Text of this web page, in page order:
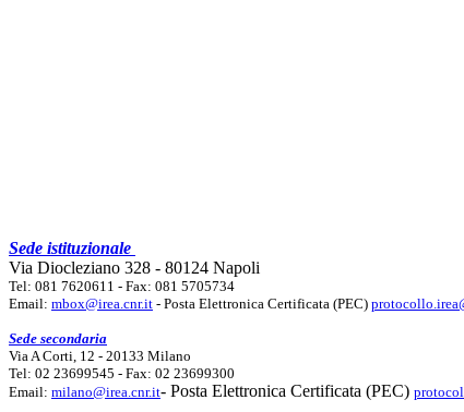
Sede istituzionale
Via Diocleziano 328 - 80124 Napoli
Tel: 081 7620611 - Fax: 081 5705734
Email: mbox@irea.cnr.it - Posta Elettronica Certificata (PEC)
Sede secondaria
Via A Corti, 12 - 20133 Milano
Tel: 02 23699545 - Fax: 02 23699300
Email: milano@irea.cnr.it- Posta Elettronica Certificata (PEC)